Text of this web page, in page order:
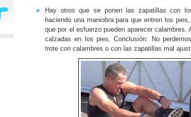
Hay otros que se ponen las zapatillas con
haciendo una maniobra para que entren los
que por el esfuerzo pueden aparecer
calzadas en los pies. Conclusión: No
trote con calambres o con las zapatillas mal